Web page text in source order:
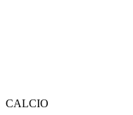
CALCIO